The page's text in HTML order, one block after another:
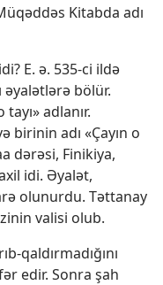
Kitabda adı
E. ə. 535-ci ildə
əyalətlərə bölür.
adlanır.
birinin adı «Çayın o
dərəsi, Finikiya,
idi. Əyalət,
olunurdu. Təttanay
valisi olub.
qaldırmadığını
edir. Sonra şah